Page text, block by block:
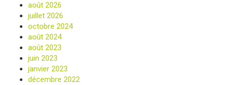
août 2026
juillet 2026
octobre 2024
août 2024
août 2023
juin 2023
janvier 2023
décembre 2022